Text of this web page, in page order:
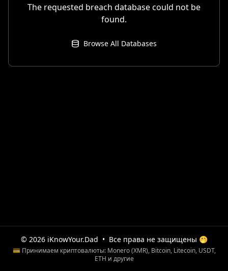
The requested breach database could not be
found.
Browse All Databases
© 2026 iKnowYour.Dad • Все права не защищены 🤭
💳 Принимаем криптовалюты: Monero (XMR), Bitcoin, Litecoin, USDT,
ETH и другие